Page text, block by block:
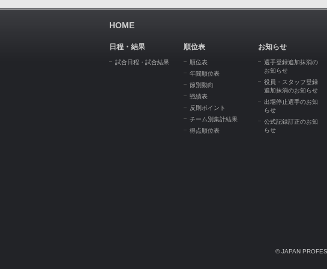
HOME
日程・結果
試合日程・試合結果
順位表
順位表
年間順位表
節別動向
戦績表
反則ポイント
チーム別集計結果
得点順位表
お知らせ
選手登録追加抹消の
お知らせ
役員・スタッフ登録
追加抹消のお知らせ
出場停止選手のお知
らせ
公式記録訂正のお知
らせ
© JAPAN